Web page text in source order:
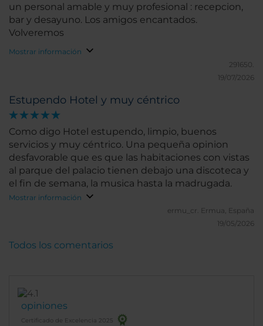
un personal amable y muy profesional : recepcion,
bar y desayuno. Los amigos encantados.
Volveremos
Mostrar información
291650.
19/07/2026
Estupendo Hotel y muy céntrico
Como digo Hotel estupendo, limpio, buenos
servicios y muy céntrico. Una pequeña opinion
desfavorable que es que las habitaciones con vistas
al parque del palacio tienen debajo una discoteca y
el fin de semana, la musica hasta la madrugada.
Mostrar información
ermu_cr.
Ermua, España
19/05/2026
opiniones
Certificado de Excelencia 2025
Todos los comentarios